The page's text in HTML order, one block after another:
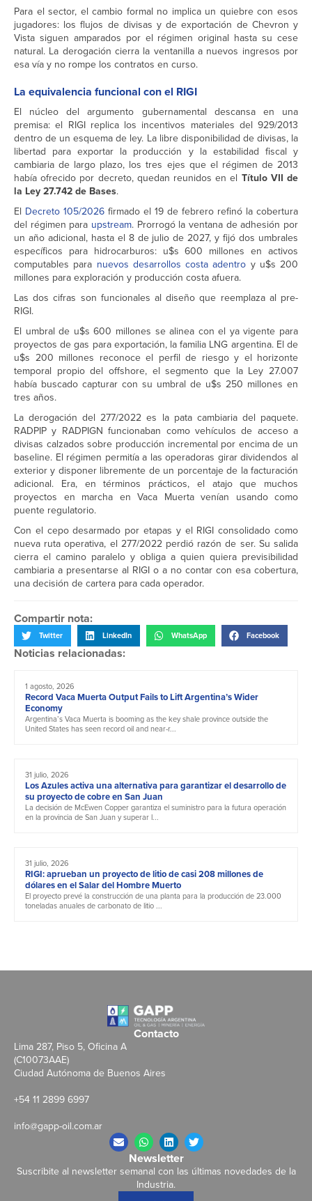
Para el sector, el cambio formal no implica un quiebre con esos
jugadores: los flujos de divisas y de exportación de Chevron y
Vista siguen amparados por el régimen original hasta su cese
natural. La derogación cierra la ventanilla a nuevos ingresos por
esa vía y no rompe los contratos en curso.
La equivalencia funcional con el RIGI
El núcleo del argumento gubernamental descansa en una
premisa: el RIGI replica los incentivos materiales del 929/2013
dentro de un esquema de ley. La libre disponibilidad de divisas, la
libertad para exportar la producción y la estabilidad fiscal y
cambiaria de largo plazo, los tres ejes que el régimen de 2013
había ofrecido por decreto, quedan reunidos en el Título VII de
la Ley 27.742 de Bases.
El Decreto 105/2026 firmado el 19 de febrero refinó la cobertura
del régimen para upstream. Prorrogó la ventana de adhesión por
un año adicional, hasta el 8 de julio de 2027, y fijó dos umbrales
específicos para hidrocarburos: u$s 600 millones en activos
computables para nuevos desarrollos costa adentro y u$s 200
millones para exploración y producción costa afuera.
Las dos cifras son funcionales al diseño que reemplaza al pre-
RIGI.
El umbral de u$s 600 millones se alinea con el ya vigente para
proyectos de gas para exportación, la familia LNG argentina. El de
u$s 200 millones reconoce el perfil de riesgo y el horizonte
temporal propio del offshore, el segmento que la Ley 27.007
había buscado capturar con su umbral de u$s 250 millones en
tres años.
La derogación del 277/2022 es la pata cambiaria del paquete.
RADPIP y RADPIGN funcionaban como vehículos de acceso a
divisas calzados sobre producción incremental por encima de un
baseline. El régimen permitía a las operadoras girar dividendos al
exterior y disponer libremente de un porcentaje de la facturación
adicional. Era, en términos prácticos, el atajo que muchos
proyectos en marcha en Vaca Muerta venían usando como
puente regulatorio.
Con el cepo desarmado por etapas y el RIGI consolidado como
nueva ruta operativa, el 277/2022 perdió razón de ser. Su salida
cierra el camino paralelo y obliga a quien quiera previsibilidad
cambiaria a presentarse al RIGI o a no contar con esa cobertura,
una decisión de cartera para cada operador.
Compartir nota:
Twitter LinkedIn WhatsApp Facebook
Noticias relacionadas:
1 agosto, 2026
Record Vaca Muerta Output Fails to Lift Argentina’s Wider
Economy
Argentina’s Vaca Muerta is booming as the key shale province outside the
United States has seen record oil and near-r...
31 julio, 2026
Los Azules activa una alternativa para garantizar el desarrollo de
su proyecto de cobre en San Juan
La decisión de McEwen Copper garantiza el suministro para la futura operación
en la provincia de San Juan y superar l...
31 julio, 2026
RIGI: aprueban un proyecto de litio de casi 208 millones de
dólares en el Salar del Hombre Muerto
El proyecto prevé la construcción de una planta para la producción de 23.000
toneladas anuales de carbonato de litio ...
Contacto
Lima 287, Piso 5, Oficina A
(C10073AAE)
Ciudad Autónoma de Buenos Aires
+54 11 2899 6997
info@gapp-oil.com.ar
Newsletter
Suscribite al newsletter semanal con las últimas novedades de la
Industria.